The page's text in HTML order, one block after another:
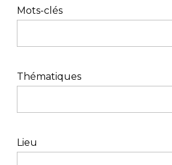
Mots-clés
Thématiques
Lieu